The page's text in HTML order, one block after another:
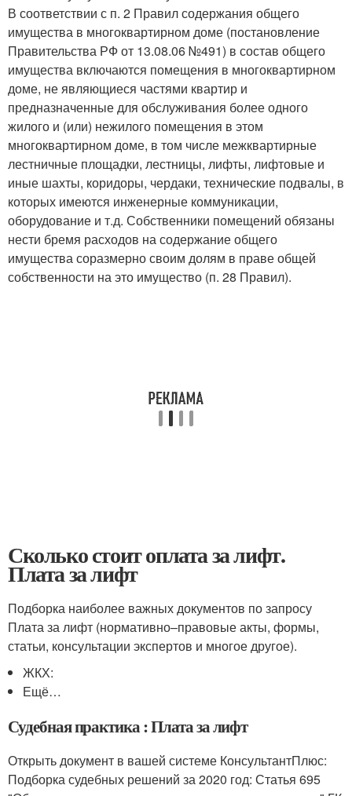
В соответствии с п. 2 Правил содержания общего
имущества в многоквартирном доме (постановление
Правительства РФ от 13.08.06 №491) в состав общего
имущества включаются помещения в многоквартирном
доме, не являющиеся частями квартир и
предназначенные для обслуживания более одного
жилого и (или) нежилого помещения в этом
многоквартирном доме, в том числе межквартирные
лестничные площадки, лестницы, лифты, лифтовые и
иные шахты, коридоры, чердаки, технические подвалы, в
которых имеются инженерные коммуникации,
оборудование и т.д. Собственники помещений обязаны
нести бремя расходов на содержание общего
имущества соразмерно своим долям в праве общей
собственности на это имущество (п. 28 Правил).
Сколько стоит оплата за лифт.
Плата за лифт
Подборка наиболее важных документов по запросу
Плата за лифт (нормативно–правовые акты, формы,
статьи, консультации экспертов и многое другое).
ЖКХ:
Ещё…
Судебная практика : Плата за лифт
Открыть документ в вашей системе КонсультантПлюс:
Подборка судебных решений за 2020 год: Статья 695